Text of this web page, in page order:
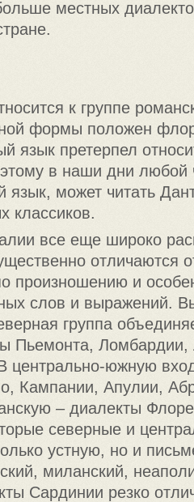
местных
к группе
формы положен
язык претерпел
в наши дни любой
язык, может читать
классиков.
все еще широко
отличаются
произношению и
слов и выражений.
группа
Пьемонта,
центрально-южную
Кампании, Апулии,
– диалекты
северные и
устную, но и
миланский,
Сардинии резко